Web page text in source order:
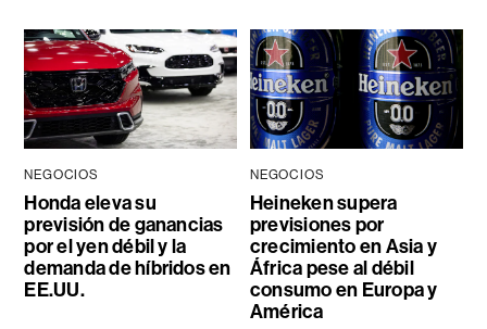
NEGOCIOS
Honda eleva su
previsión de ganancias
por el yen débil y la
demanda de híbridos en
EE.UU.
NEGOCIOS
Heineken supera
previsiones por
crecimiento en Asia y
África pese al débil
consumo en Europa y
América